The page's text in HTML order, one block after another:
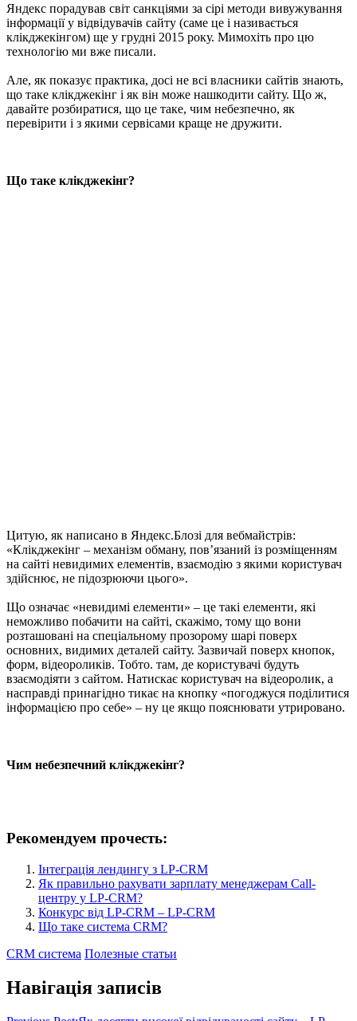
Яндекс порадував світ санкціями за сірі методи вивужування
інформації у відвідувачів сайту (саме це і називається
клікджекінгом) ще у грудні 2015 року. Мимохіть про цю
технологію ми вже писали.
Але, як показує практика, досі не всі власники сайтів знають,
що таке клікджекінг і як він може нашкодити сайту. Що ж,
давайте розбиратися, що це таке, чим небезпечно, як
перевірити і з якими сервісами краще не дружити.
Що таке клікджекінг?
Цитую, як написано в Яндекс.Блозі для вебмайстрів:
«Клікджекінг – механізм обману, пов’язаний із розміщенням
на сайті невидимих елементів, взаємодію з якими користувач
здійснює, не підозрюючи цього».
Що означає «невидимі елементи» – це такі елементи, які
неможливо побачити на сайті, скажімо, тому що вони
розташовані на спеціальному прозорому шарі поверх
основних, видимих деталей сайту. Зазвичай поверх кнопок,
форм, відеороликів. Тобто. там, де користувачі будуть
взаємодіяти з сайтом. Натискає користувач на відеоролик, а
насправді принагідно тикає на кнопку «погоджуся поділитися
інформацією про себе» – ну це якщо пояснювати утрировано.
Чим небезпечний клікджекінг?
Рекомендуем прочесть:
Інтеграція лендингу з LP-CRM
Як правильно рахувати зарплату менеджерам Call-
центру у LP-CRM?
Конкурс від LP-CRM – LP-CRM
Що таке система CRM?
CRM система Полезные статьи
Навігація записів